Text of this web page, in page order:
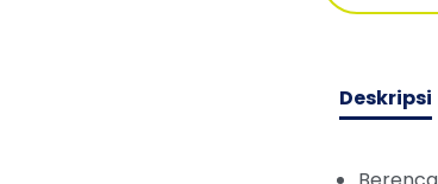
Deskripsi